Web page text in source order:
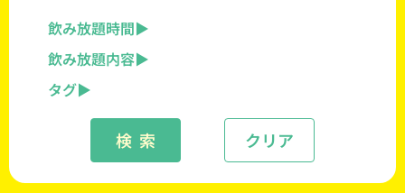
飲み放題時間
飲み放題内容
タグ
クリア
検 索